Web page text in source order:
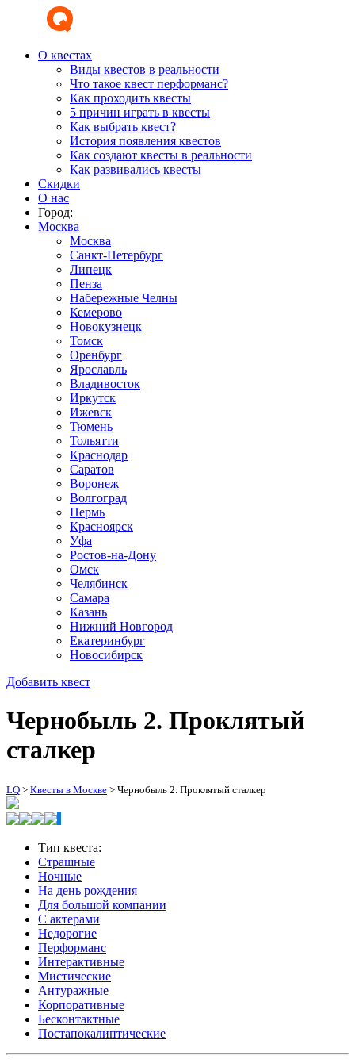
О квестах
Виды квестов в реальности
Что такое квест перформанс?
Как проходить квесты
5 причин играть в квесты
Как выбрать квест?
История появления квестов
Как создают квесты в реальности
Как развивались квесты
Скидки
О нас
Город:
Москва
Москва
Санкт-Петербург
Липецк
Пенза
Набережные Челны
Кемерово
Новокузнецк
Томск
Оренбург
Ярославль
Владивосток
Иркутск
Ижевск
Тюмень
Тольятти
Краснодар
Саратов
Воронеж
Волгоград
Пермь
Красноярск
Уфа
Ростов-на-Дону
Омск
Челябинск
Самара
Казань
Нижний Новгород
Екатеринбург
Новосибирск
Добавить квест
Чернобыль 2. Проклятый
сталкер
LQ > Квесты в Москве > Чернобыль 2. Проклятый сталкер
Тип квеста:
Страшные
Ночные
На день рождения
Для большой компании
С актерами
Недорогие
Перформанс
Интерактивные
Мистические
Антуражные
Корпоративные
Бесконтактные
Постапокалиптические